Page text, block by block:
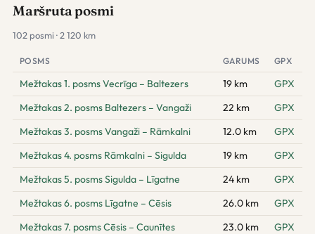
Maršruta posmi
102 posmi · 2 120 km
POSMS GARUMS GPX
Mežtakas 1. posms Vecrīga – Baltezers 19 km
GPX
Mežtakas 2. posms Baltezers – Vangaži
22 km
GPX
Mežtakas 3. posms Vangaži – Rāmkalni
12.0 km
GPX
Mežtakas 4. posms Rāmkalni – Sigulda
19 km
GPX
Mežtakas 5. posms Sigulda – Līgatne
24 km
GPX
Mežtakas 6. posms Līgatne – Cēsis
26.0 km
GPX
Mežtakas 7. posms Cēsis – Caunītes
23.0 km
GPX